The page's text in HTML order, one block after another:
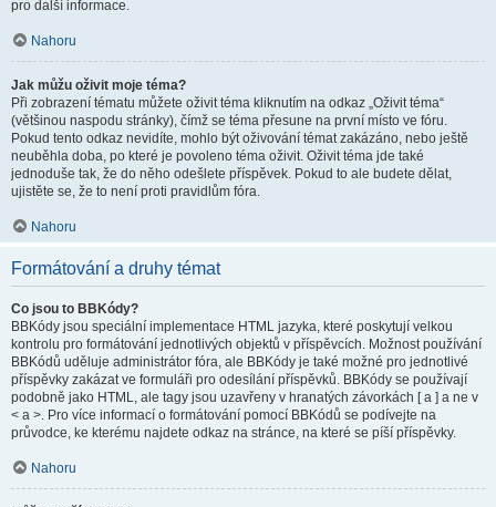
pro další informace.
Nahoru
Jak můžu oživit moje téma?
Při zobrazení tématu můžete oživit téma kliknutím na odkaz „Oživit téma“
(většinou naspodu stránky), čímž se téma přesune na první místo ve fóru.
Pokud tento odkaz nevidíte, mohlo být oživování témat zakázáno, nebo ještě
neuběhla doba, po které je povoleno téma oživit. Oživit téma jde také
jednoduše tak, že do něho odešlete příspěvek. Pokud to ale budete dělat,
ujistěte se, že to není proti pravidlům fóra.
Nahoru
Formátování a druhy témat
Co jsou to BBKódy?
BBKódy jsou speciální implementace HTML jazyka, které poskytují velkou
kontrolu pro formátování jednotlivých objektů v příspěvcích. Možnost používání
BBKódů uděluje administrátor fóra, ale BBKódy je také možné pro jednotlivé
příspěvky zakázat ve formuláři pro odesílání příspěvků. BBKódy se používají
podobně jako HTML, ale tagy jsou uzavřeny v hranatých závorkách [ a ] a ne v
< a >. Pro více informací o formátování pomocí BBKódů se podívejte na
průvodce, ke kterému najdete odkaz na stránce, na které se píší příspěvky.
Nahoru